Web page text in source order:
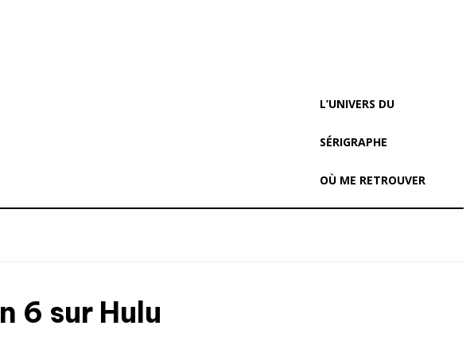
L’UNIVERS DU
SÉRIGRAPHE
OÙ ME RETROUVER
6 sur Hulu